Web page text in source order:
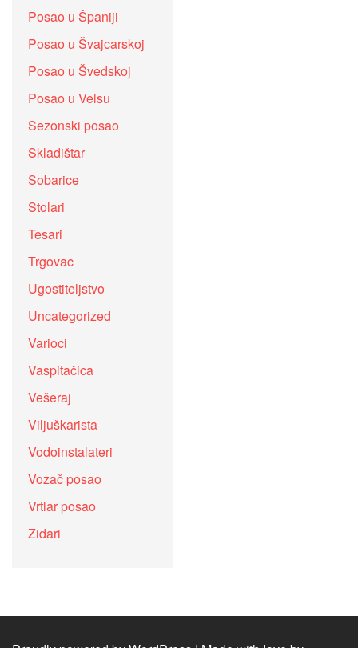
Posao u Španiji
Posao u Švajcarskoj
Posao u Švedskoj
Posao u Velsu
Sezonski posao
Skladištar
Sobarice
Stolari
Tesari
Trgovac
Ugostiteljstvo
Uncategorized
Varioci
Vaspitačica
Vešeraj
Viljuškarista
Vodoinstalateri
Vozač posao
Vrtlar posao
Zidari